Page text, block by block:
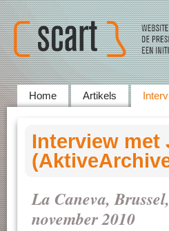
Home Artikels
Interview met
La Caneva,
november 2010